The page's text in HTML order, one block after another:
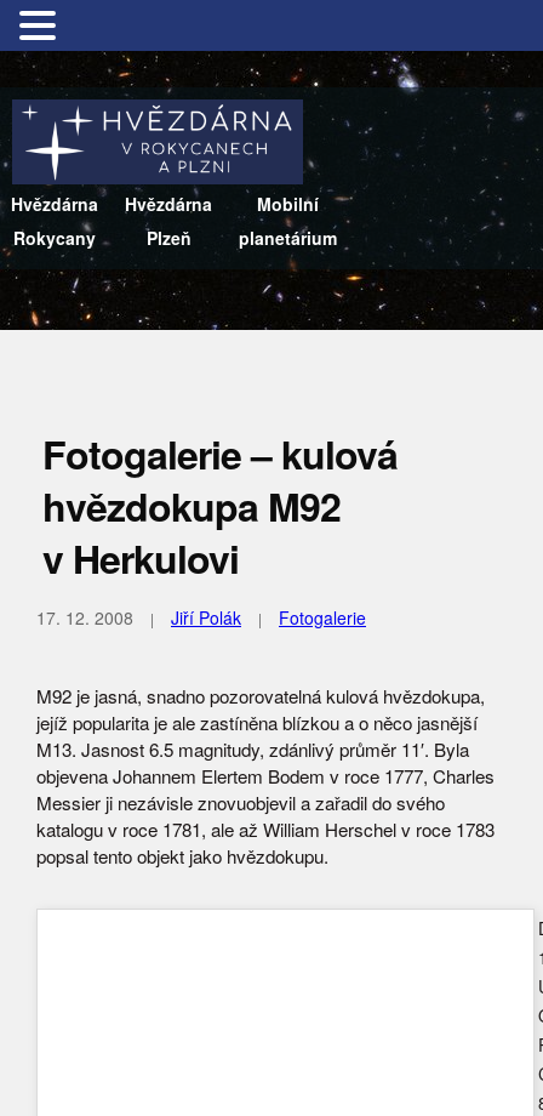
Hvězdárna
Rokycany
Hvězdárna
Plzeň
Mobilní
planetárium
Fotogalerie – kulová
hvězdokupa M92
v Herkulovi
17. 12. 2008 Jiří Polák Fotogalerie
M92 je jasná, snadno pozorovatelná kulová hvězdokupa,
jejíž popularita je ale zastíněna blízkou a o něco jasnější
M13. Jasnost 6.5 magnitudy, zdánlivý průměr 11′. Byla
objevena Johannem Elertem Bodem v roce 1777, Charles
Messier ji nezávisle znovuobjevil a zařadil do svého
katalogu v roce 1781, ale až William Herschel v roce 1783
popsal tento objekt jako hvězdokupu.